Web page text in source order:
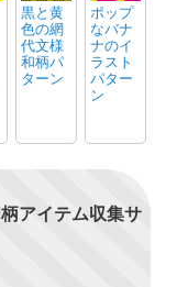
黒と黄
色の網
代文様
和柄パ
ターン
ポップ
なバナ
ナのイ
ラスト
パター
ン
アイテム収集サ